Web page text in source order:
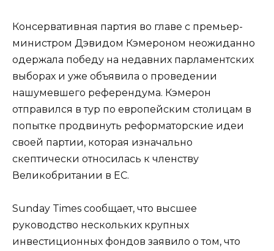
Консервативная партия во главе с премьер-
министром Дэвидом Кэмероном неожиданно
одержала победу на недавних парламентских
выборах и уже объявила о проведении
нашумевшего референдума. Кэмерон
отправился в тур по европейским столицам в
попытке продвинуть реформаторские идеи
своей партии, которая изначально
скептически относилась к членству
Великобритании в ЕС.
Sunday Times сообщает, что высшее
руководство нескольких крупных
инвестиционных фондов заявило о том, что